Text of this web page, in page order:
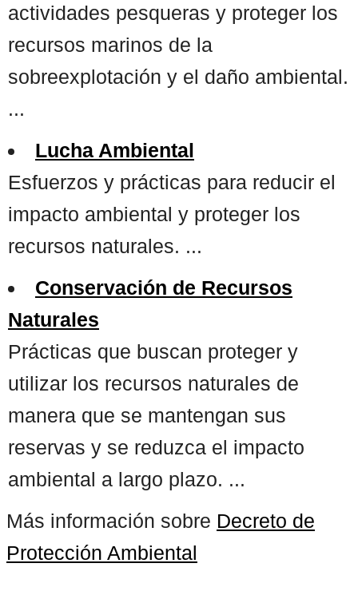
actividades pesqueras y proteger los
recursos marinos de la
sobreexplotación y el daño ambiental.
...
Lucha Ambiental
Esfuerzos y prácticas para reducir el
impacto ambiental y proteger los
recursos naturales. ...
Conservación de Recursos
Naturales
Prácticas que buscan proteger y
utilizar los recursos naturales de
manera que se mantengan sus
reservas y se reduzca el impacto
ambiental a largo plazo. ...
Más información sobre Decreto de
Protección Ambiental